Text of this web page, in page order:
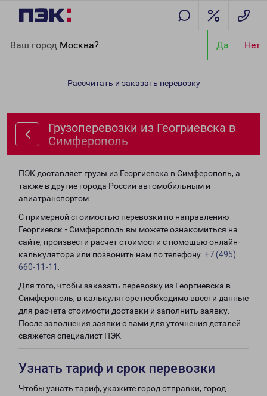
Ваш город Москва? Да Нет
Симферополь
Рассчитать и заказать перевозку
Грузоперевозки из Геогриевска в
Симферополь
ПЭК доставляет грузы из Георгиевска в Симферополь, а
также в другие города России автомобильным и
авиатранспортом.
С примерной стоимостью перевозки по направлению
Георгиевск - Симферополь вы можете ознакомиться на
сайте, произвести расчет стоимости с помощью онлайн-
калькулятора или позвонить нам по телефону: +7 (495)
660-11-11
Для того, чтобы заказать перевозку из Георгиевска в
Симферополь, в калькуляторе необходимо ввести данные
для расчета стоимости доставки и заполнить заявку.
После заполнения заявки с вами для уточнения деталей
свяжется специалист ПЭК.
Узнать тариф и срок перевозки
Чтобы узнать тариф, укажите город отправки, город